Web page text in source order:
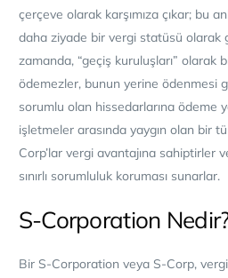
çerçeve olarak karşımıza çıkar; bu
daha ziyade bir vergi statüsü olarak
zamanda, “geçiş kuruluşları” olarak
ödemezler, bunun yerine ödenmesi
sorumlu olan hissedarlarına ödeme
işletmeler arasında yaygın olan bir
Corp’lar vergi avantajına sahiptirler
sınırlı sorumluluk koruması sunarlar.
S-Corporation
Bir S-Corporation veya S-Corp,